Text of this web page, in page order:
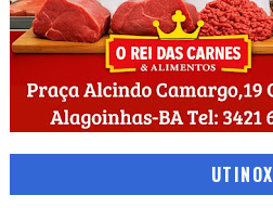
UTINOX